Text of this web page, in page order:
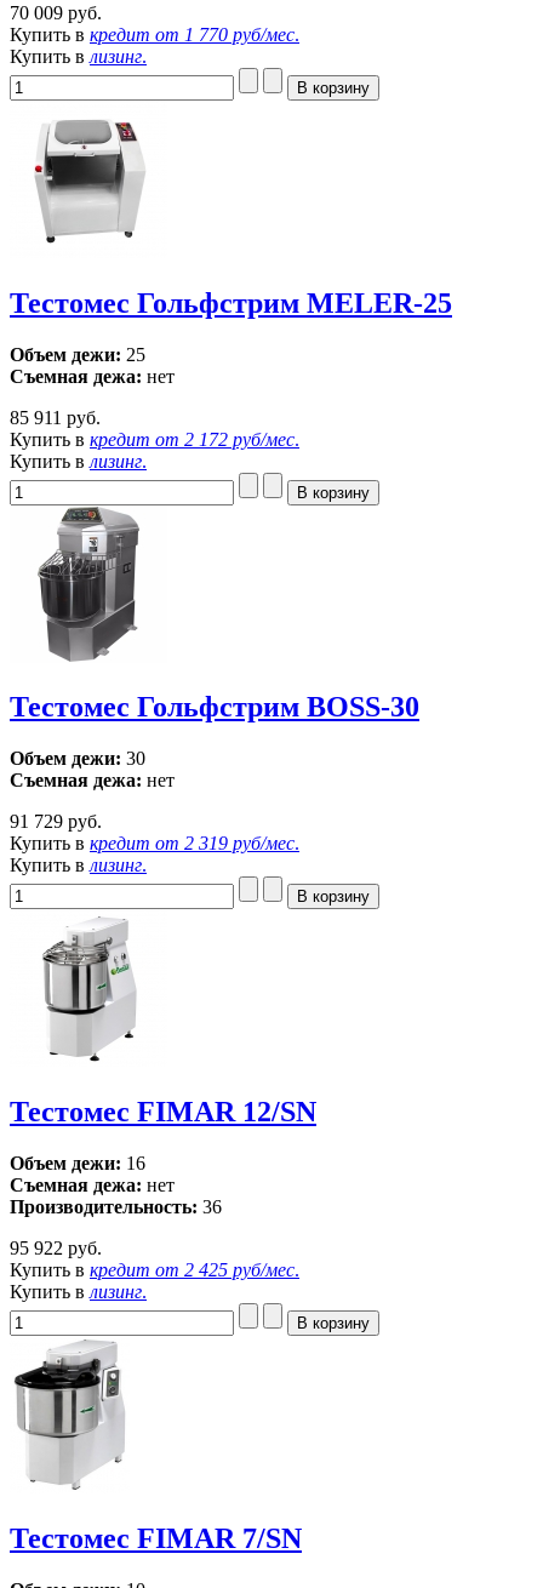
70 009 руб.
Купить в кредит от 1 770 руб/мес.
Купить в лизинг.
Тестомес Гольфстрим MELER-25
Объем дежи: 25
Съемная дежа: нет
85 911 руб.
Купить в кредит от 2 172 руб/мес.
Купить в лизинг.
Тестомес Гольфстрим BOSS-30
Объем дежи: 30
Съемная дежа: нет
91 729 руб.
Купить в кредит от 2 319 руб/мес.
Купить в лизинг.
Тестомес FIMAR 12/SN
Объем дежи: 16
Съемная дежа: нет
Производительность: 36
95 922 руб.
Купить в кредит от 2 425 руб/мес.
Купить в лизинг.
Тестомес FIMAR 7/SN